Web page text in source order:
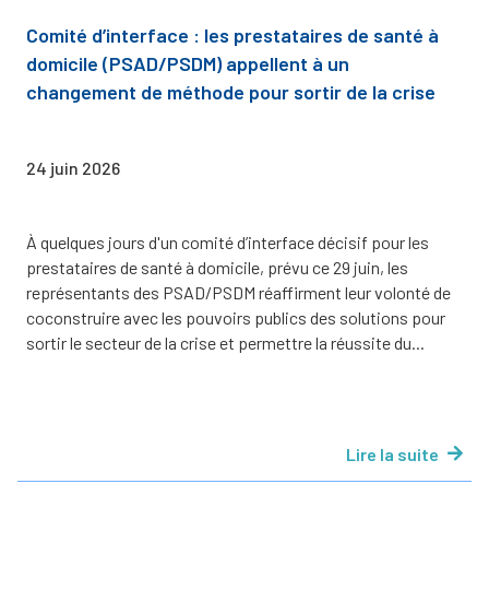
Comité d’interface : les prestataires de santé à
domicile (PSAD/PSDM) appellent à un
changement de méthode pour sortir de la crise
24 juin 2026
À quelques jours d'un comité d’interface décisif pour les
prestataires de santé à domicile, prévu ce 29 juin, les
représentants des PSAD/PSDM réaffirment leur volonté de
coconstruire avec les pouvoirs publics des solutions pour
sortir le secteur de la crise et permettre la réussite du...
Lire la suite